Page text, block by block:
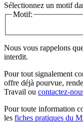
Sélectionnez un motif
Motif:
Nous vous rappelons
interdit.
Pour tout signalement
offre déjà pourvue,
Travail ou contactez-
Pour toute information
les fiches pratiques du